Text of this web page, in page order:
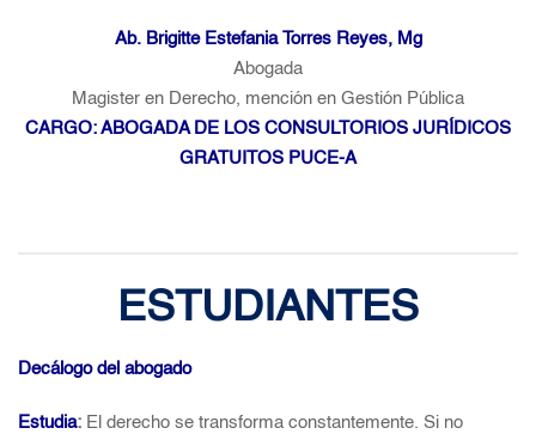
Ab. Brigitte Estefania Torres Reyes, Mg
Abogada
Magister en Derecho, mención en Gestión Pública
CARGO: ABOGADA DE LOS CONSULTORIOS JURÍDICOS
GRATUITOS PUCE-A
ESTUDIANTES
Decálogo del abogado
Estudia: El derecho se transforma constantemente. Si no